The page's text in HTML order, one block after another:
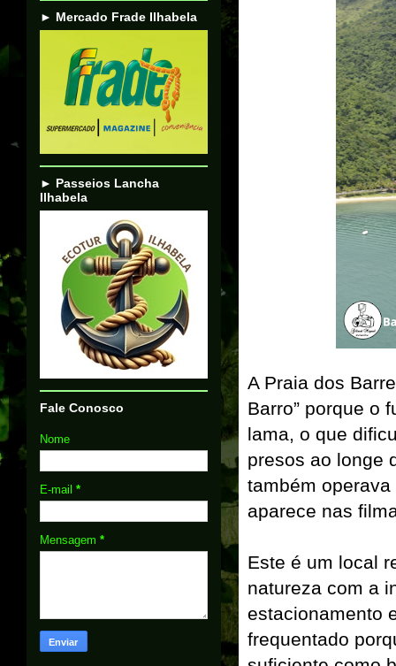
A Praia dos
Barro” porque o
lama, o que
presos ao longe
também
aparece nas
Este é um local
natureza com a
estacionamento
frequentado
► Mercado Frade Ilhabela
► Passeios Lancha
Ilhabela
Fale Conosco
Nome
E-mail *
Mensagem *